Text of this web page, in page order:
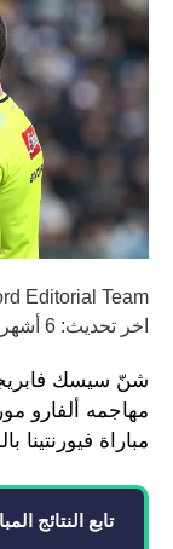
Editorial Team
اخر تحديث: 6 أشهر ago
شنّ سيسك
مهاجمه ألفارو
مباراة فيورنتينا
تابع النتائج